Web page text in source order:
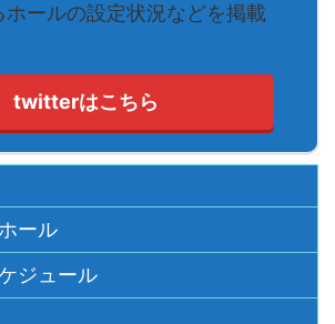
ホールの設定状況などを掲載
twitterはこちら
ール
ジュール